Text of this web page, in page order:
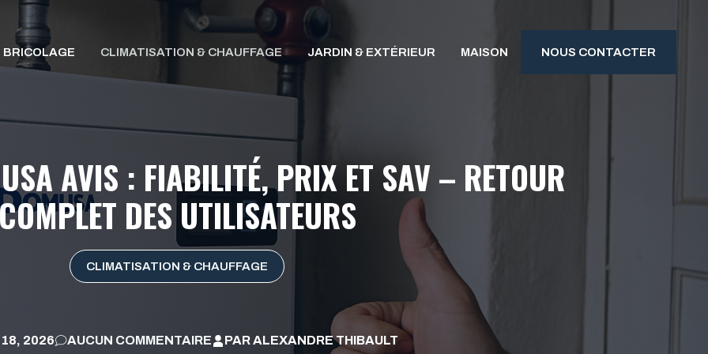
BRICOLAGE CLIMATISATION & CHAUFFAGE JARDIN & EXTÉRIEUR MAISON NOUS CONTACTER
AVIS : FIABILITÉ, PRIX ET SAV – RETOUR
DES UTILISATEURS
CLIMATISATION & CHAUFFAGE
18, 2026 AUCUN COMMENTAIRE PARALEXANDRE THIBAULT